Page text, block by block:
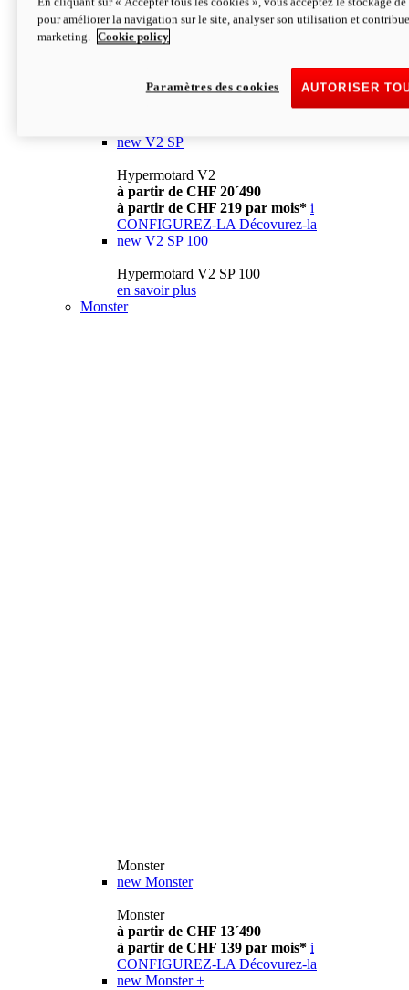
à partir de CHF 13´990 i
CONFIGUREZ-LA Décovurez-la
newV2
à partir de CHF 15´990
à partir de CHF 169 par mois* i
new V2 SP
Hypermotard V2
à partir de CHF 20´490
à partir de CHF 219 par mois* i
CONFIGUREZ-LA Décovurez-la
new V2 SP 100
Hypermotard V2 SP 100
en savoir plus
Monster
Monster
new Monster
Monster
à partir de CHF 13´490
à partir de CHF 139 par mois* i
CONFIGUREZ-LA Décovurez-la
new Monster +
pour améliorer la navigation sur le site, analyser son utilisation et
marketing.
Cookie policy
AUTORISER
Paramètres des cookies